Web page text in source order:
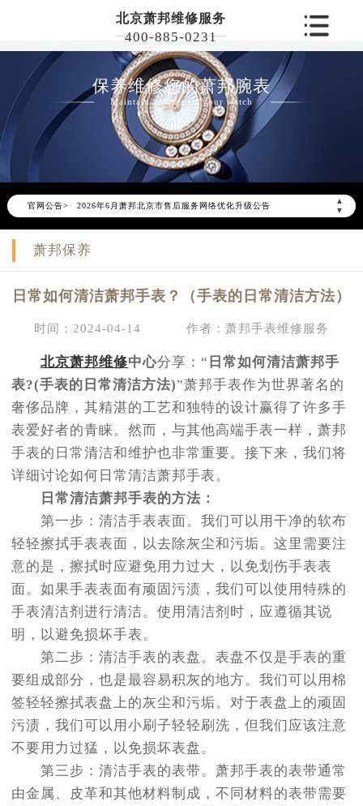
北京萧邦维修服务
400-885-0231
保养维修您的萧邦腕表
Maintain and repair your watch
官网公告>
▲
▼
2026年6月萧邦北京市售后服务网络优化升级公告
2026年6月北京市萧邦官方售后客户服务热线：400-885-0231
2026年6月萧邦售后服务中心最新网点地址：
北京市朝阳区建国门外大街甲6号华熙国际中心写字楼D座11层1102室（需提前预约）
节假日正常营业！
萧邦保养
日常如何清洁萧邦手表？（手表的日常清洁方法）
时间：2024-04-14 作者：萧邦手表维修服务
北京萧邦维修中心分享：“ 日常如何清洁萧邦手
表?(手表的日常清洁方法)”萧邦手表作为世界著名的
奢侈品牌，其精湛的工艺和独特的设计赢得了许多手
表爱好者的青睐。然而，与其他高端手表一样，萧邦
手表的日常清洁和维护也非常重要。接下来，我们将
详细讨论如何日常清洁萧邦手表。
日常清洁萧邦手表的方法：
第一步：清洁手表表面。我们可以用干净的软布
轻轻擦拭手表表面，以去除灰尘和污垢。这里需要注
意的是，擦拭时应避免用力过大，以免划伤手表表
面。如果手表表面有顽固污渍，我们可以使用特殊的
手表清洁剂进行清洁。使用清洁剂时，应遵循其说
明，以避免损坏手表。
第二步：清洁手表的表盘。表盘不仅是手表的重
要组成部分，也是最容易积灰的地方。我们可以用棉
签轻轻擦拭表盘上的灰尘和污垢。对于表盘上的顽固
污渍，我们可以用小刷子轻轻刷洗，但我们应该注意
不要用力过猛，以免损坏表盘。
第三步：清洁手表的表带。萧邦手表的表带通常
由金属、皮革和其他材料制成，不同材料的表带需要